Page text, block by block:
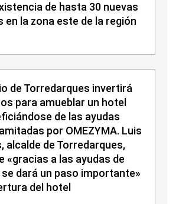
de hasta 30 nuevas
en la zona este de la región
de Torredarques invertirá
para amueblar un hotel
de las ayudas
por OMEZYMA. Luis
alcalde de Torredarques,
«gracias a las ayudas de
dará un paso importante»
del hotel